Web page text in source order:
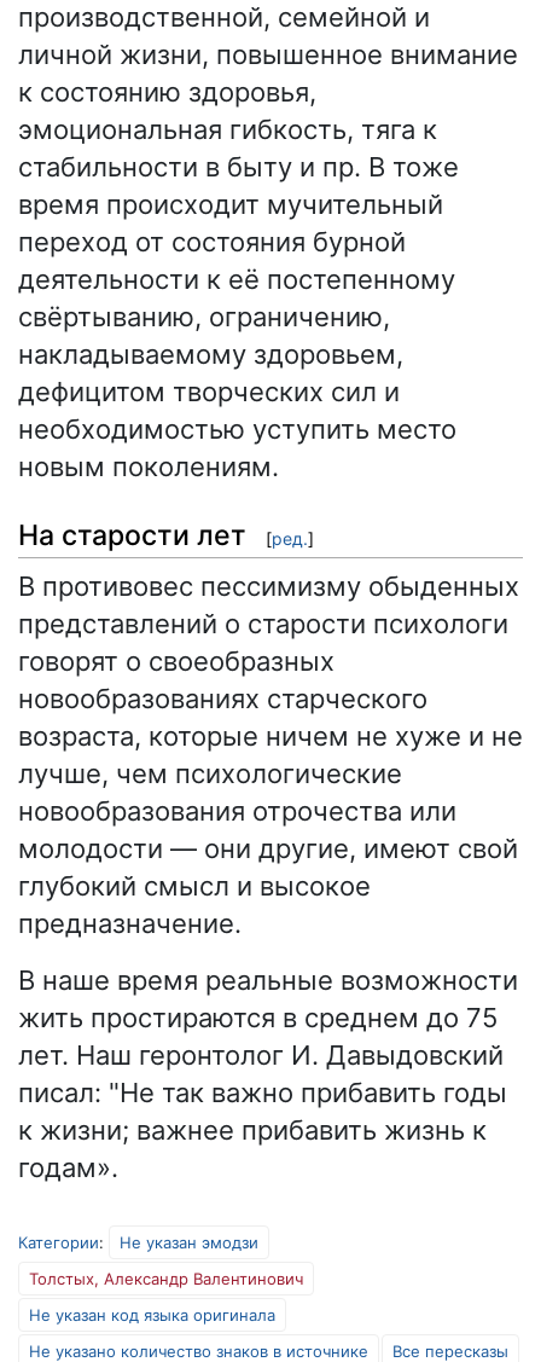
производственной, семейной и
личной жизни, повышенное внимание
к состоянию здоровья,
эмоциональная гибкость, тяга к
стабильности в быту и пр. В тоже
время происходит мучительный
переход от состояния бурной
деятельности к её постепенному
свёртыванию, ограничению,
накладываемому здоровьем,
дефицитом творческих сил и
необходимостью уступить место
новым поколениям.
На старости лет [ред.]
В противовес пессимизму обыденных
представлений о старости психологи
говорят о своеобразных
новообразованиях старческого
возраста, которые ничем не хуже и не
лучше, чем психологические
новообразования отрочества или
молодости — они другие, имеют свой
глубокий смысл и высокое
предназначение.
В наше время реальные возможности
жить простираются в среднем до 75
лет. Наш геронтолог И. Давыдовский
писал: "Не так важно прибавить годы
к жизни; важнее прибавить жизнь к
годам».
Категории:
Не указан эмодзи
Толстых, Александр Валентинович
Не указан код языка оригинала
Не указано количество знаков в источнике
Все пересказы